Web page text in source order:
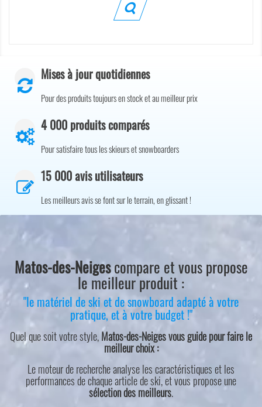
Mises à jour quotidiennes
Pour des produits toujours en stock et au meilleur prix
4 000 produits comparés
Pour satisfaire tous les skieurs et snowboarders
15 000 avis utilisateurs
Les meilleurs avis se font sur le terrain, en glissant !
Matos-des-Neigescompare et vous propose
le meilleur produit :
"le matériel de ski et de snowboard adapté à votre
pratique, et à votre budget !"
Quel que soit votre style,Matos-des-Neiges vous guide pour faire le
meilleur choix :
Le moteur de recherche analyse les caractéristiques et les
performances de chaque article de ski, et vous propose une
sélection des meilleurs.